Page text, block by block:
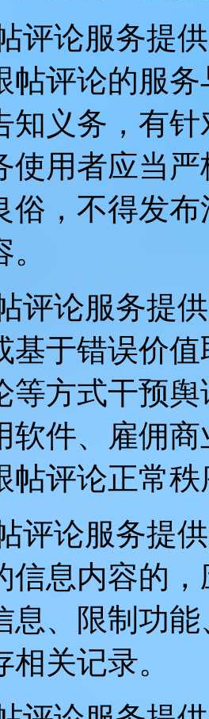
评论服务提
帖评论的服
知义务，有
使用者应当
俗，不得发
评论服务提
基于错误价
等方式干预
软件、雇佣
帖评论正常
评论服务提
信息内容的
息、限制功
关记录。